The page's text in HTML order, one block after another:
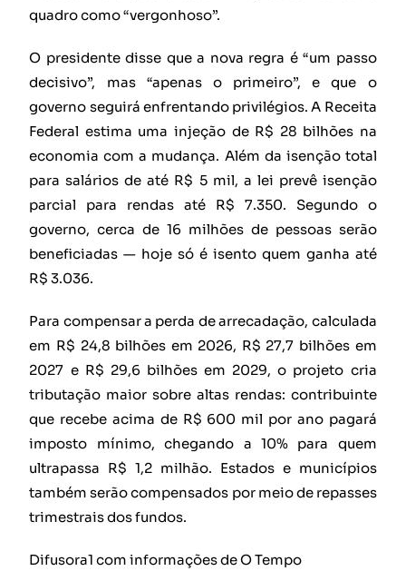
quadro como “vergonhoso”.
O presidente disse que a nova regra é “um passo
decisivo”, mas “apenas o primeiro”, e que o
governo seguirá enfrentando privilégios. A Receita
Federal estima uma injeção de R$ 28 bilhões na
economia com a mudança. Além da isenção total
para salários de até R$ 5 mil, a lei prevê isenção
parcial para rendas até R$ 7.350. Segundo o
governo, cerca de 16 milhões de pessoas serão
beneficiadas — hoje só é isento quem ganha até
R$ 3.036.
Para compensar a perda de arrecadação, calculada
em R$ 24,8 bilhões em 2026, R$ 27,7 bilhões em
2027 e R$ 29,6 bilhões em 2029, o projeto cria
tributação maior sobre altas rendas: contribuinte
que recebe acima de R$ 600 mil por ano pagará
imposto mínimo, chegando a 10% para quem
ultrapassa R$ 1,2 milhão. Estados e municípios
também serão compensados por meio de repasses
trimestrais dos fundos.
Difusora1 com informações de O Tempo